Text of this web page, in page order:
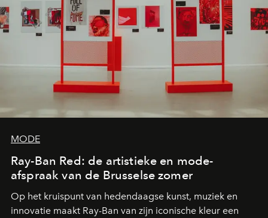
MODE
Ray-Ban Red: de artistieke en mode-
afspraak van de Brusselse zomer
Op het kruispunt van hedendaagse kunst, muziek en
innovatie maakt Ray-Ban van zijn iconische kleur een